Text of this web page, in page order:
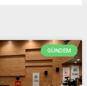
GÜNDEM